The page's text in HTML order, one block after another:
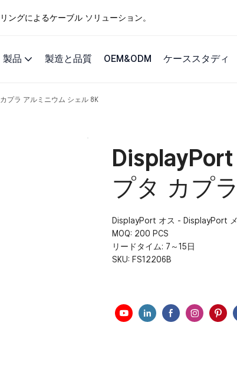
ングによるケーブル ソリューション。
製品 製造と品質 OEM&ODM ケーススタディ
プラ アルミニウム シェル 8K
プタ カプ
DisplayPort オス - DisplayPort
MOQ: 200 PCS
リードタイム: 7～15日
SKU: FS12206B